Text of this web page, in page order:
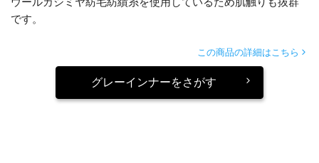
です。
この商品の詳細はこちら
グレーインナーをさがす